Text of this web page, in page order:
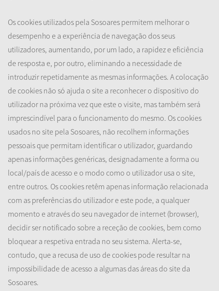
Os cookies utilizados pela Sosoares permitem melhorar o
desempenho e a experiência de navegação dos seus
utilizadores, aumentando, por um lado, a rapidez e eficiência
de resposta e, por outro, eliminando a necessidade de
introduzir repetidamente as mesmas informações. A colocação
de cookies não só ajuda o site a reconhecer o dispositivo do
utilizador na próxima vez que este o visite, mas também será
imprescindível para o funcionamento do mesmo. Os cookies
usados no site pela Sosoares, não recolhem informações
pessoais que permitam identificar o utilizador, guardando
apenas informações genéricas, designadamente a forma ou
local/país de acesso e o modo como o utilizador usa o site,
entre outros. Os cookies retêm apenas informação relacionada
com as preferências do utilizador e este pode, a qualquer
momento e através do seu navegador de internet (browser),
decidir ser notificado sobre a receção de cookies, bem como
bloquear a respetiva entrada no seu sistema. Alerta-se,
contudo, que a recusa de uso de cookies pode resultar na
impossibilidade de acesso a algumas das áreas do site da
Sosoares.